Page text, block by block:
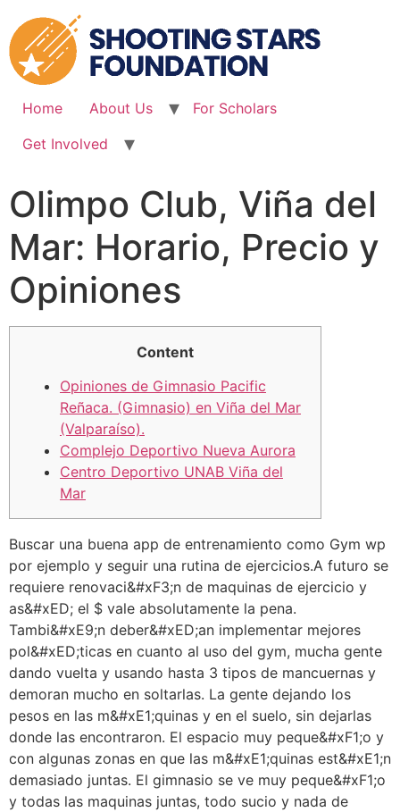
to
content
Home About Us
For Scholars
Get Involved
Olimpo Club, Viña del
Mar: Horario, Precio y
Opiniones
Content
Opiniones de Gimnasio Pacific
Reñaca. (Gimnasio) en Viña del Mar
(Valparaíso).
Complejo Deportivo Nueva Aurora
Centro Deportivo UNAB Viña del
Mar
Buscar una buena app de entrenamiento como Gym wp
por ejemplo y seguir una rutina de ejercicios.A futuro se
requiere renovaci&#xF3;n de maquinas de ejercicio y
as&#xED; el $ vale absolutamente la pena.
Tambi&#xE9;n deber&#xED;an implementar mejores
pol&#xED;ticas en cuanto al uso del gym, mucha gente
dando vuelta y usando hasta 3 tipos de mancuernas y
demoran mucho en soltarlas. La gente dejando los
pesos en las m&#xE1;quinas y en el suelo, sin dejarlas
donde las encontraron. El espacio muy peque&#xF1;o y
con algunas zonas en que las m&#xE1;quinas est&#xE1;n
demasiado juntas. El gimnasio se ve muy peque&#xF1;o
y todas las maquinas juntas, todo sucio y nada de